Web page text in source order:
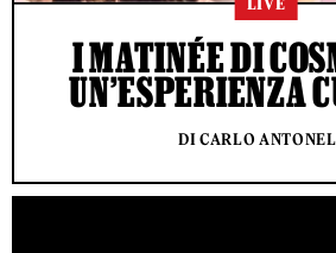
I MATINÉE DI
UN’ESPERIENZA
DI CARLO